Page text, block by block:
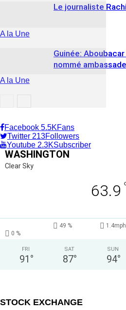
A la Une
A la Une
Le journaliste
A la Une
Guinée:
nommé
Facebook 5.5KFans
Twitter 213Followers
Youtube 2.3KSubscriber
WASHINGTON
Clear Sky
63.9
49 %
1.4mph
0 %
FRI
91 °
SAT
87°
SUN
94°
STOCK EXCHANGE